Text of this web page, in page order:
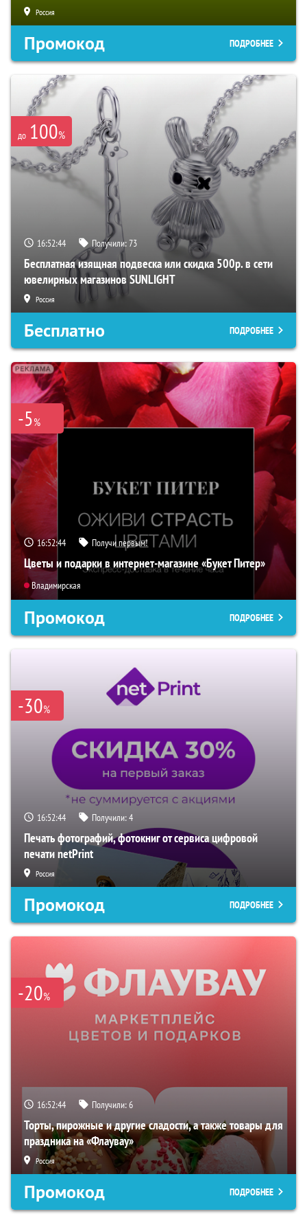
Россия
Промокод ПОДРОБНЕЕ
до 100%
16:52:43 Получили:73
Бесплатная изящная подвеска или скидка 500р. в сети
ювелирных магазинов SUNLIGHT
Россия
Бесплатно ПОДРОБНЕЕ
-5%
16:52:43 Получи первым!
Цветы и подарки в интернет-магазине «Букет Питер»
Владимирская
Промокод ПОДРОБНЕЕ
-30%
16:52:43 Получили:4
Печать фотографий, фотокниг от сервиса цифровой
печати netPrint
Россия
Промокод ПОДРОБНЕЕ
-20%
16:52:43 Получили:6
Торты, пирожные и другие сладости, а также товары для
праздника на «Флаувау»
Россия
Промокод ПОДРОБНЕЕ